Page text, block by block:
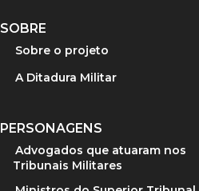
SOBRE
Sobre o projeto
A Ditadura Militar
PERSONAGENS
Advogados que atuaram nos
Tribunais Militares